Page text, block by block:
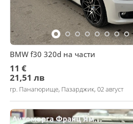
BMW f30 320d на части
11 €
21,51 лв
гр. Панагюрище, Пазарджик, 02 август